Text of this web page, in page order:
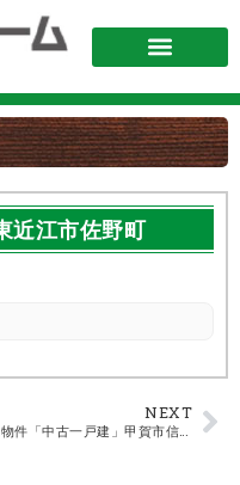
近江市佐野町
NEXT
新規物件「中古一戸建」甲賀市信楽町長野